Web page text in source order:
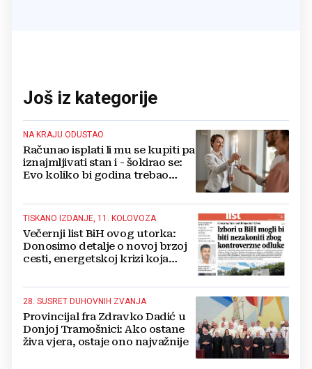
Još iz kategorije
NA KRAJU ODUSTAO
Računao isplati li mu se kupiti pa
iznajmljivati stan i - šokirao se:
Evo koliko bi godina trebao
TISKANO IZDANJE, 11. KOLOVOZA
Večernji list BiH ovog utorka:
Donosimo detalje o novoj brzoj
cesti, energetskoj krizi koja
28. SUSRET DUHOVNIH ZVANJA
Provincijal fra Zdravko Dadić u
Donjoj Tramošnici: Ako ostane
živa vjera, ostaje ono najvažnije